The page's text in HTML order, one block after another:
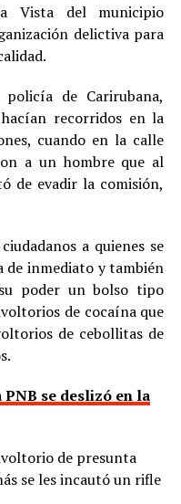
Vista del municipio
delictiva para
de Carirubana,
recorridos en la
cuando en la calle
a un hombre que al
de evadir la comisión,
a quienes se
de inmediato y también
poder un bolso tipo
de cocaína que
de cebollitas de
se deslizó en la
de presunta
se les incautó un rifle